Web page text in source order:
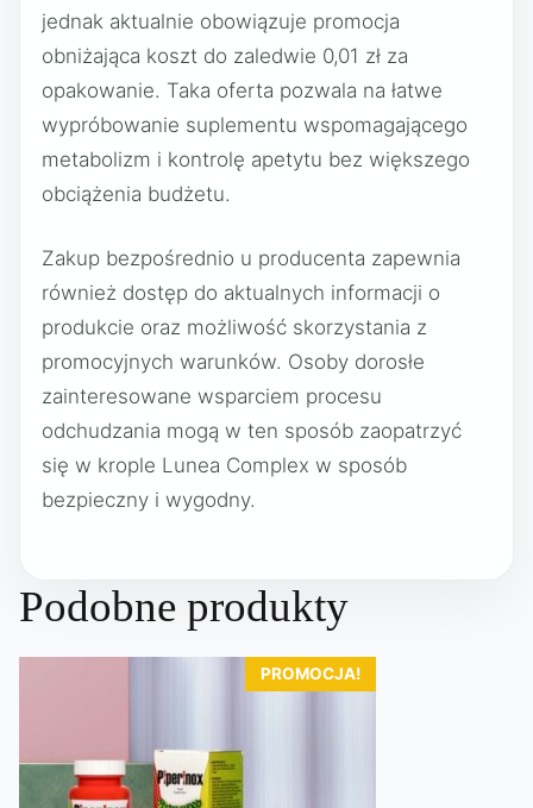
jednak aktualnie obowiązuje promocja
obniżająca koszt do zaledwie 0,01 zł za
opakowanie. Taka oferta pozwala na łatwe
wypróbowanie suplementu wspomagającego
metabolizm i kontrolę apetytu bez większego
obciążenia budżetu.
Zakup bezpośrednio u producenta zapewnia
również dostęp do aktualnych informacji o
produkcie oraz możliwość skorzystania z
promocyjnych warunków. Osoby dorosłe
zainteresowane wsparciem procesu
odchudzania mogą w ten sposób zaopatrzyć
się w krople Lunea Complex w sposób
bezpieczny i wygodny.
Podobne produkty
PROMOCJA!